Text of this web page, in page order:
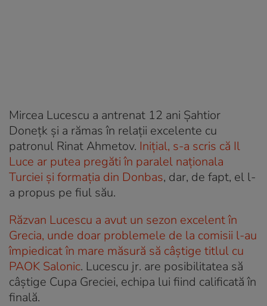
Mircea Lucescu a antrenat 12 ani Șahtior
Donețk și a rămas în relații excelente cu
patronul Rinat Ahmetov. Inițial, s-a scris că Il
Luce ar putea pregăti în paralel naționala
Turciei și formația din Donbas, dar, de fapt, el l-
a propus pe fiul său.
Răzvan Lucescu a avut un sezon excelent în
Grecia, unde doar problemele de la comisii l-au
împiedicat în mare măsură să câștige titlul cu
PAOK Salonic. Lucescu jr. are posibilitatea să
câștige Cupa Greciei, echipa lui fiind calificată în
finală.